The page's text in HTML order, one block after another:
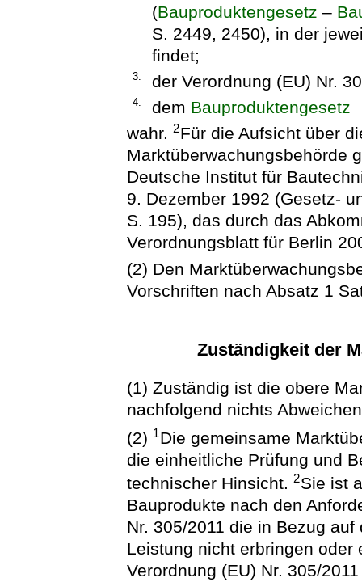
(Bauproduktengesetz –
S. 2449, 2450), in der
findet;
3. der Verordnung (EU) Nr.
4. dem Bauproduktengesetz
wahr.2Für die Aufsicht über
Marktüberwachungsbehörde
Deutsche Institut für
9. Dezember 1992 (Gesetz-
S. 195), das durch das
Verordnungsblatt für Berlin
(2) Den
Vorschriften nach Absatz 1
Zuständigkeit der
(1) Zuständig ist die obere
nachfolgend nichts
(2) 1Die gemeinsame
die einheitliche Prüfung und
technischer Hinsicht.2Sie ist
Bauprodukte nach den
Nr. 305/2011 die in Bezug
Leistung nicht erbringen oder
Verordnung (EU) Nr. 305/